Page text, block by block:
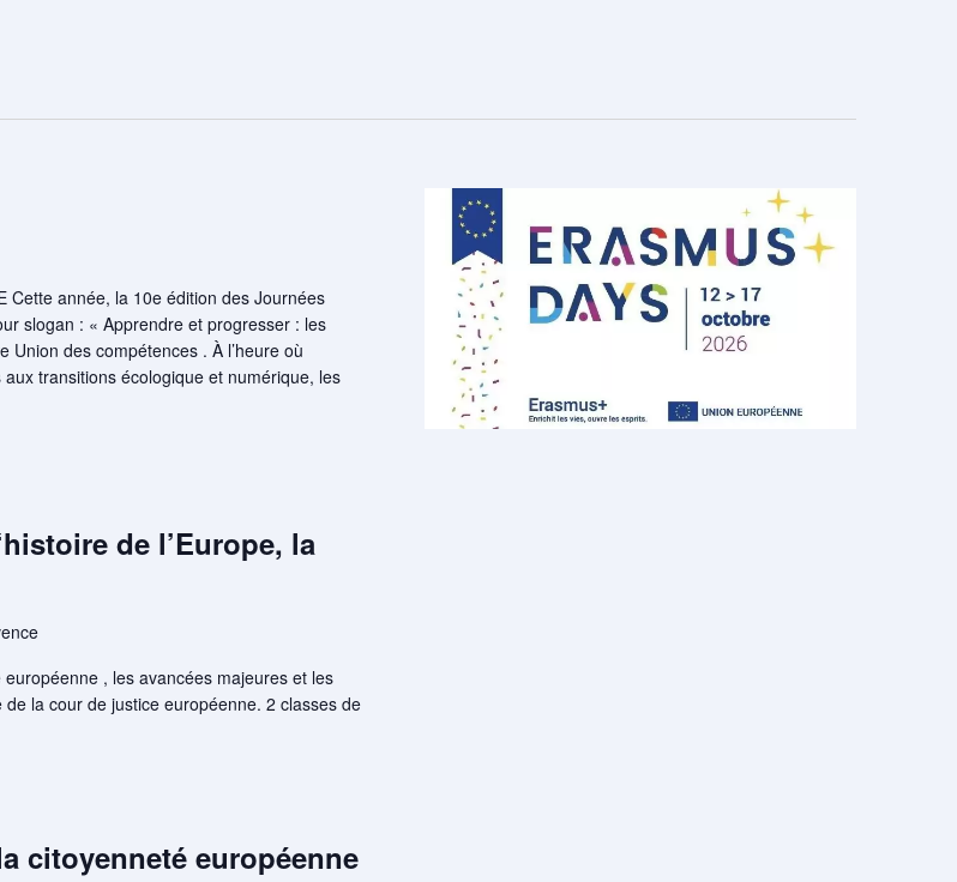
Cette année, la 10e édition des Journées
slogan : « Apprendre et progresser : les
Union des compétences . À l’heure où
transitions écologique et numérique, les
de l’Europe, la
européenne , les avancées majeures et les
la cour de justice européenne. 2 classes de
citoyenneté européenne